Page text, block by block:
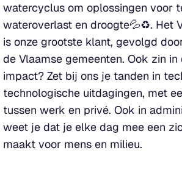
watercyclus om oplossingen voor
wateroverlast en droogte💦♻. Het
is onze grootste klant, gevolgd
de Vlaamse gemeenten. Ook zin
impact? Zet bij ons je tanden in
technologische uitdagingen, met
tussen werk en privé. Ook in
weet je dat je elke dag mee een
maakt voor mens en milieu.